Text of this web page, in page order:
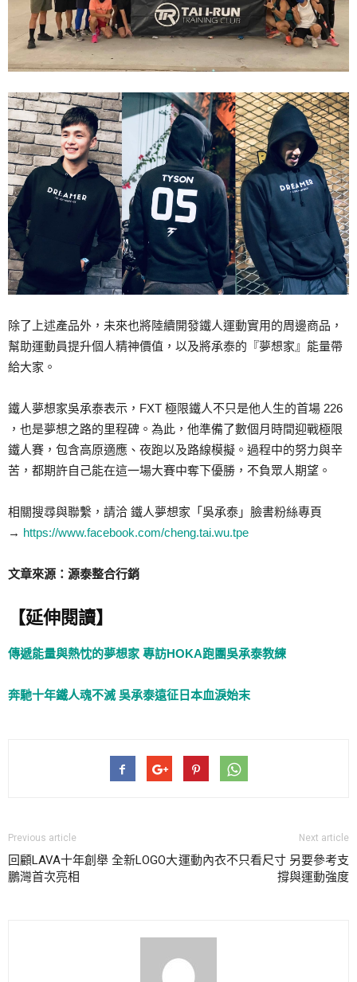
除了上述產品外，未來也將陸續開發鐵人運動實用的周邊商品，
幫助運動員提升個人精神價值，以及將承泰的『夢想家』能量帶
給大家。
鐵人夢想家吳承泰表示，FXT 極限鐵人不只是他人生的首場 226
，也是夢想之路的里程碑。為此，他準備了數個月時間迎戰極限
鐵人賽，包含高原適應、夜跑以及路線模擬。過程中的努力與辛
苦，都期許自己能在這一場大賽中奪下優勝，不負眾人期望。
相關搜尋與聯繫，請洽 鐵人夢想家「吳承泰」臉書粉絲專頁
→ https://www.facebook.com/cheng.tai.wu.tpe
文章來源：源泰整合行銷
【延伸閱讀】
傳遞能量與熱忱的夢想家 專訪HOKA跑團吳承泰教練
奔馳十年鐵人魂不滅 吳承泰遠征日本血淚始末
Previous article
回顧LAVA十年創舉 全新LOGO大
鵬灣首次亮相
Next article
運動內衣不只看尺寸 另要參考支
撐與運動強度